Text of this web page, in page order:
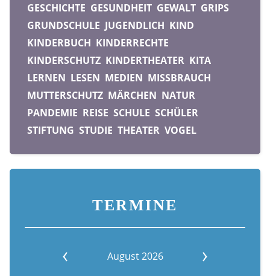
GESCHICHTE GESUNDHEIT GEWALT GRIPS
GRUNDSCHULE JUGENDLICH KIND
KINDERBUCH KINDERRECHTE
KINDERSCHUTZ KINDERTHEATER KITA
LERNEN LESEN MEDIEN MISSBRAUCH
MUTTERSCHUTZ MÄRCHEN NATUR
PANDEMIE REISE SCHULE SCHÜLER
STIFTUNG STUDIE THEATER VOGEL
TERMINE
August 2026